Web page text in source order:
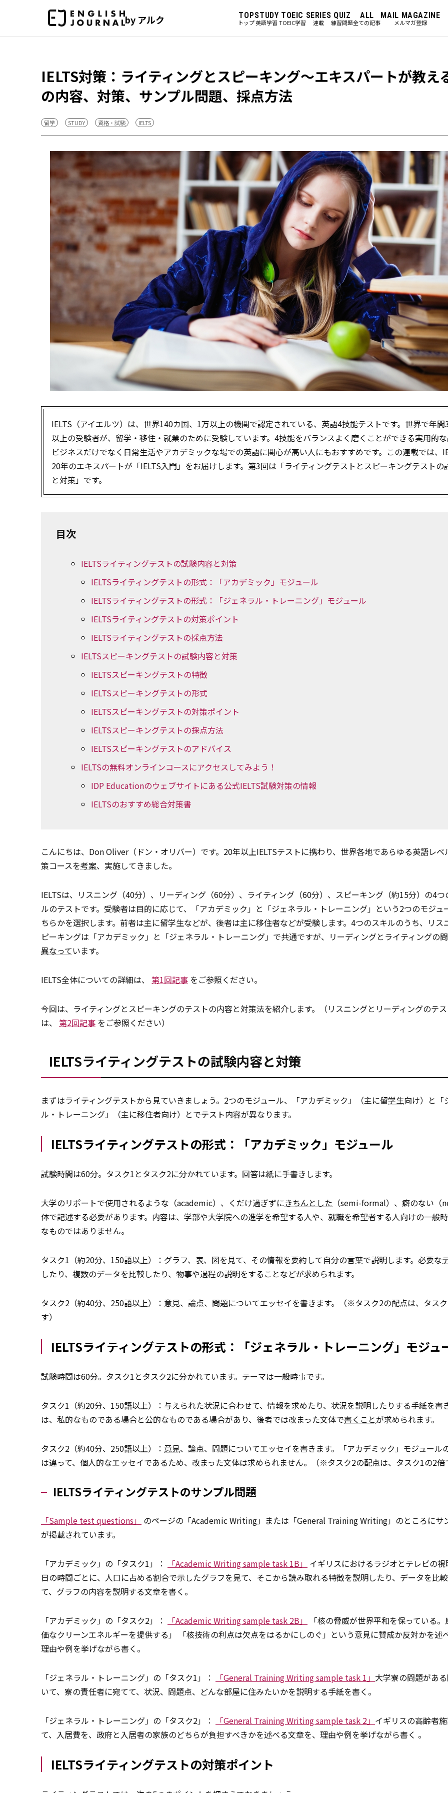
by アルク TOP
トップ
STUDY
英語学習
TOEIC
TOEIC学習
SERIES
連載
QUIZ
練習問題
ALL
全ての記事
MAIL MAGAZINE
メルマガ登録
IELTS対策：ライティングとスピーキング～エキスパートが教え
の内容、対策、サンプル問題、採点方法
留学 STUDY 資格・試験 IELTS
IELTS（アイエルツ）は、世界140カ国、1万以上の機関で認定されている、英語4技能テストです。世界で年間
以上の受験者が、留学・移住・就業のために受験しています。4技能をバランスよく磨くことができる実用的な
ビジネスだけでなく日常生活やアカデミックな場での英語に関心が高い人にもおすすめです。この連載では、
20年のエキスパートが「IELTS入門」をお届けします。第3回は「ライティングテストとスピーキングテストの
と対策」です。
目次
IELTSライティングテストの試験内容と対策
IELTSライティングテストの形式：「アカデミック」モジュール
IELTSライティングテストの形式：「ジェネラル・トレーニング」モジュール
IELTSライティングテストの対策ポイント
IELTSライティングテストの採点方法
IELTSスピーキングテストの試験内容と対策
IELTSスピーキングテストの特徴
IELTSスピーキングテストの形式
IELTSスピーキングテストの対策ポイント
IELTSスピーキングテストの採点方法
IELTSスピーキングテストのアドバイス
IELTSの無料オンラインコースにアクセスしてみよう！
IDP Educationのウェブサイトにある公式IELTS試験対策の情報
IELTSのおすすめ総合対策書
こんにちは、Don Oliver（ドン・オリバー）です。20年以上IELTSテストに携わり、世界各地であらゆる英語レベ
策コースを考案、実施してきました。
IELTSは、リスニング（40分）、リーディング（60分）、ライティング（60分）、スピーキング（約15分）の4つ
ルのテストです。受験者は目的に応じて、「アカデミック」と「ジェネラル・トレーニング」という2つのモジュ
ちらかを選択します。前者は主に留学生などが、後者は主に移住者などが受験します。4つのスキルのうち、リス
ピーキングは「アカデミック」と「ジェネラル・トレーニング」で共通ですが、リーディングとライティングの
異なっています。
IELTS全体についての詳細は、 第1回記事 をご参照ください。
今回は、ライティングとスピーキングのテストの内容と対策法を紹介します。（リスニングとリーディングのテ
は、 第2回記事 をご参照ください）
IELTSライティングテストの試験内容と対策
まずはライティングテストから見ていきましょう。2つのモジュール、「アカデミック」（主に留学生向け）と「
ル・トレーニング」（主に移住者向け）とでテスト内容が異なります。
IELTSライティングテストの形式：「アカデミック」モジュール
試験時間は60分。タスク1とタスク2に分かれています。回答は紙に手書きします。
大学のリポートで使用されるような（academic）、くだけ過ぎずにきちんとした （semi-formal）、癖のない（
体で記述する必要があります。内容は、学部や大学院への進学を希望する人や、就職を希望者する人向けの一般
なものではありません。
タスク1（約20分、150語以上）：グラフ、表、図を見て、その情報を要約して自分の言葉で説明します。必要な
したり、複数のデータを比較したり、物事や過程の説明をすることなどが求められます。
タスク2（約40分、250語以上）：意見、論点、問題についてエッセイを書きます。（※タスク2の配点は、タス
す）
IELTSライティングテストの形式：「ジェネラル・トレーニング」モジュ
試験時間は60分。タスク1とタスク2に分かれています。テーマは一般時事です。
タスク1（約20分、150語以上）：与えられた状況に合わせて、情報を求めたり、状況を説明したりする手紙を書
は、私的なものである場合と公的なものである場合があり、後者では改まった文体で書くことが求められます。
タスク2（約40分、250語以上）： 意見、論点、問題についてエッセイを書きます。「アカデミック」モジュール
は違って、個人的なエッセイであるため、改まった文体は求められません。（※タスク2の配点は、タスク1の2倍
IELTSライティングテストのサンプル問題
「Sample test questions」
のページの「Academic Writing」または「General Training Writing」のところにサ
が掲載されています。
「アカデミック」の「タスク1」： 「Academic Writing sample task 1B」
イギリスにおけるラジオとテレビの
日の時間ごとに、人口に占める割合で示したグラフを見て、そこから読み取れる特徴を説明したり、データを比
て、グラフの内容を説明する文章を書く。
「アカデミック」の「タスク2」： 「Academic Writing sample task 2B」
「核の脅威が世界平和を保っている
価なクリーンエネルギーを提供する」 「核技術の利点は欠点をはるかにしのぐ」という意見に賛成か反対かを述
理由や例を挙げながら書く。
「ジェネラル・トレーニング」の「タスク1」： 「General Training Writing sample task 1」 大学寮の問題があ
いて、寮の責任者に宛てて、状況、問題点、どんな部屋に住みたいかを説明する手紙を書く。
「ジェネラル・トレーニング」の「タスク2」： 「General Training Writing sample task 2」 イギリスの高齢者
て、入居費を、政府と入居者の家族のどちらが負担すべきかを述べる文章を、理由や例を挙げながら書く 。
IELTSライティングテストの対策ポイント